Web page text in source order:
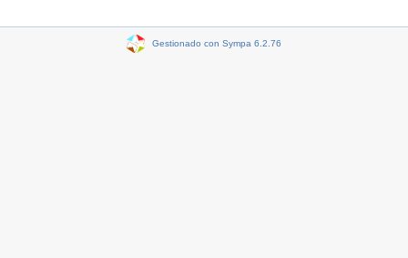
Gestionado con Sympa 6.2.76